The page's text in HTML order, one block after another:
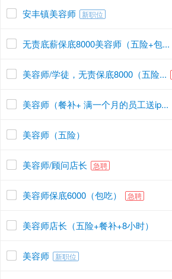
安丰镇美容师 新职位
无责底薪保底8000美容师（五险+包...
美容师/学徒，无责保底8000（五险...
美容师（餐补+ 满一个月的员工送ip...
美容师（五险）
美容师/顾问店长 急聘
美容师保底6000（包吃） 急聘
美容师店长（五险+餐补+8小时）
美容师 新职位